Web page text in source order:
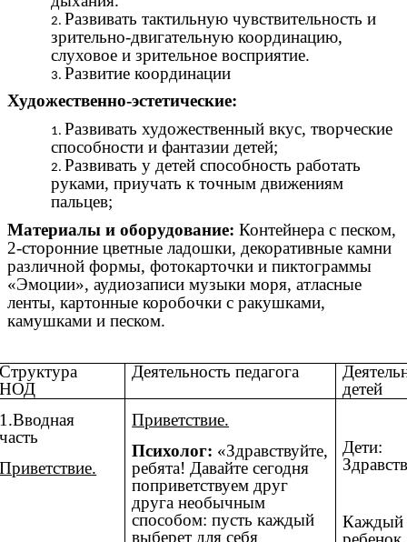
Развивать тактильную чувствительность и
зрительно-двигательную координацию,
слуховое и зрительное восприятие.
Развитие координации
Художественно-эстетические:
Развивать художественный вкус, творческие
способности и фантазии детей;
Развивать у детей способность работать
руками, приучать к точным движениям
пальцев;
Материалы и оборудование: Контейнера с песком,
2-сторонние цветные ладошки, декоративные камни
различной формы, фотокарточки и пиктограммы
«Эмоции», аудиозаписи музыки моря, атласные
ленты, картонные коробочки с ракушками,
камушками и песком.
Структура
НОД
Деятельность педагога
детей
1.Вводная
часть
Приветствие.
Приветствие.
Психолог: «Здравствуйте,
ребята! Давайте сегодня
поприветствуем друг
друга необычным
способом: пусть каждый
выберет для себя
Дети:
Каждый